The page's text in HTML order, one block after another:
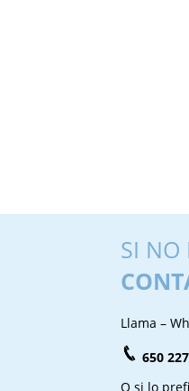
SI NO
Llama –
650
O si lo